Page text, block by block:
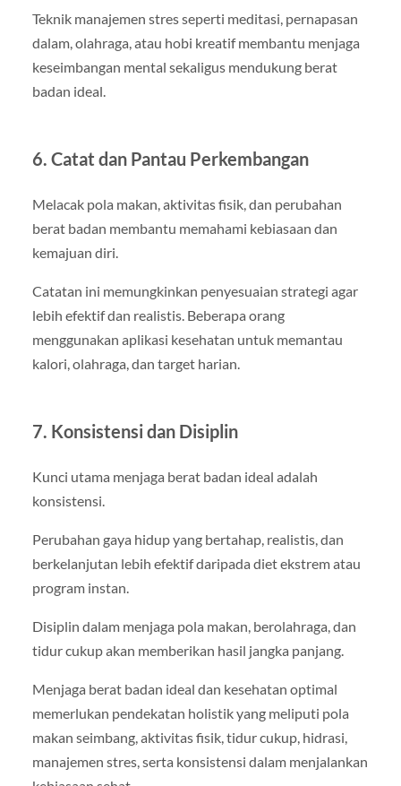
Teknik manajemen stres seperti meditasi, pernapasan
dalam, olahraga, atau hobi kreatif membantu menjaga
keseimbangan mental sekaligus mendukung berat
badan ideal.
6. Catat dan Pantau Perkembangan
Melacak pola makan, aktivitas fisik, dan perubahan
berat badan membantu memahami kebiasaan dan
kemajuan diri.
Catatan ini memungkinkan penyesuaian strategi agar
lebih efektif dan realistis. Beberapa orang
menggunakan aplikasi kesehatan untuk memantau
kalori, olahraga, dan target harian.
7. Konsistensi dan Disiplin
Kunci utama menjaga berat badan ideal adalah
konsistensi.
Perubahan gaya hidup yang bertahap, realistis, dan
berkelanjutan lebih efektif daripada diet ekstrem atau
program instan.
Disiplin dalam menjaga pola makan, berolahraga, dan
tidur cukup akan memberikan hasil jangka panjang.
Menjaga berat badan ideal dan kesehatan optimal
memerlukan pendekatan holistik yang meliputi pola
makan seimbang, aktivitas fisik, tidur cukup, hidrasi,
manajemen stres, serta konsistensi dalam menjalankan